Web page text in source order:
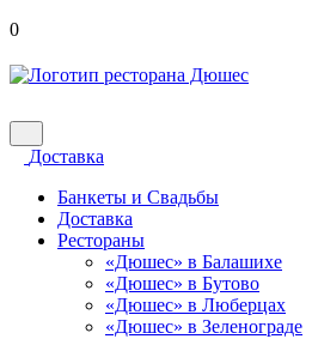
0
Доставка
Банкеты и Свадьбы
Доставка
Рестораны
«Дюшес» в Балашихе
«Дюшес» в Бутово
«Дюшес» в Люберцах
«Дюшес» в Зеленограде